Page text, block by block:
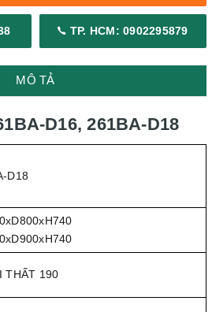
TP. HCM: 0902295879
MÔ TẢ
D16, 261BA-D18
D18
THẤT 190